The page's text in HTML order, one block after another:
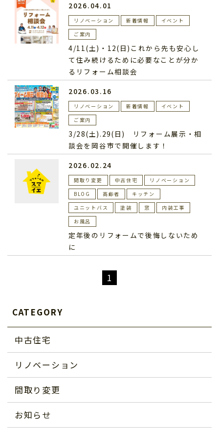
2026.04.01
リノベーション 新着情報
イベント
ご案内
4/11(土)・12(日)これから先も安心し
て住み続けるために必要なことが分か
るリフォーム相談会
2026.03.16
リノベーション 新着情報
イベント
ご案内
3/28(土).29(日) リフォーム展示・相
談会を岡谷市で開催します！
2026.02.24
間取り変更 中古住宅
リノベーション
BLOG
高齢者
キッチン
ユニットバス
塗装 窓
内装工事
お風呂
定年後のリフォームで後悔しないため
に
1
CATEGORY
中古住宅
リノベーション
間取り変更
お知らせ